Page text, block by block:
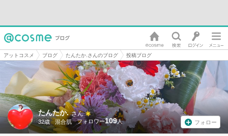
アットコスメ ブログ たんたか.さんのブログ 投稿ブログ
たんたか. さん
32歳 混合肌 109 フォロー